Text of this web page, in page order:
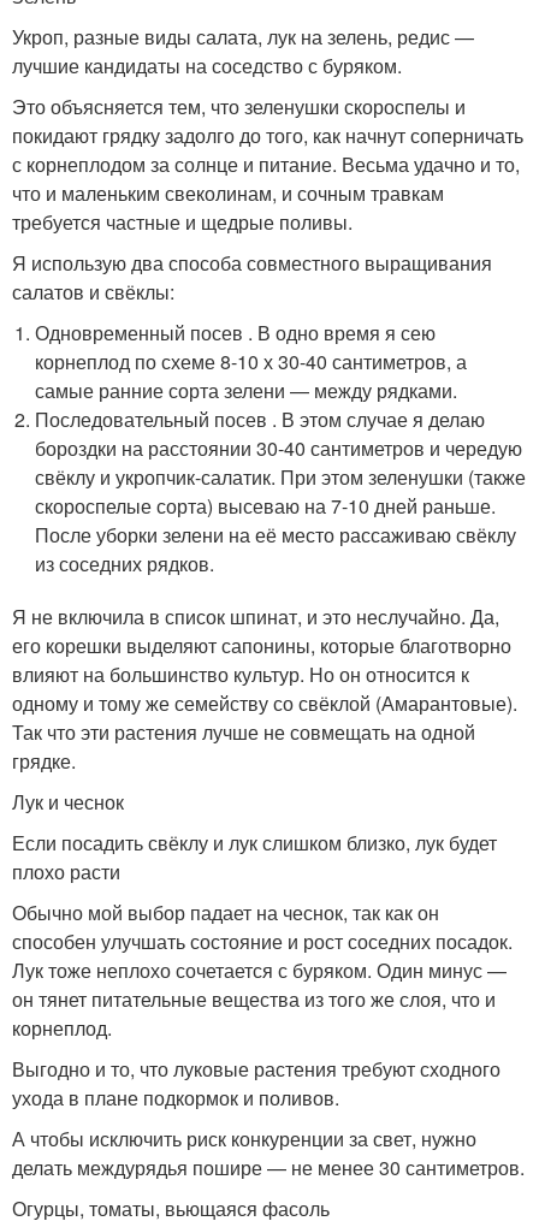
Укроп, разные виды салата, лук на зелень, редис —
лучшие кандидаты на соседство с буряком.
Это объясняется тем, что зеленушки скороспелы и
покидают грядку задолго до того, как начнут соперничать
с корнеплодом за солнце и питание. Весьма удачно и то,
что и маленьким свеколинам, и сочным травкам
требуется частные и щедрые поливы.
Я использую два способа совместного выращивания
салатов и свёклы:
Одновременный посев . В одно время я сею
корнеплод по схеме 8-10 х 30-40 сантиметров, а
самые ранние сорта зелени — между рядками.
Последовательный посев . В этом случае я делаю
бороздки на расстоянии 30-40 сантиметров и чередую
свёклу и укропчик-салатик. При этом зеленушки (также
скороспелые сорта) высеваю на 7-10 дней раньше.
После уборки зелени на её место рассаживаю свёклу
из соседних рядков.
Я не включила в список шпинат, и это неслучайно. Да,
его корешки выделяют сапонины, которые благотворно
влияют на большинство культур. Но он относится к
одному и тому же семейству со свёклой (Амарантовые).
Так что эти растения лучше не совмещать на одной
грядке.
Лук и чеснок
Если посадить свёклу и лук слишком близко, лук будет
плохо расти
Обычно мой выбор падает на чеснок, так как он
способен улучшать состояние и рост соседних посадок.
Лук тоже неплохо сочетается с буряком. Один минус —
он тянет питательные вещества из того же слоя, что и
корнеплод.
Выгодно и то, что луковые растения требуют сходного
ухода в плане подкормок и поливов.
А чтобы исключить риск конкуренции за свет, нужно
делать междурядья пошире — не менее 30 сантиметров.
Огурцы, томаты, вьющаяся фасоль